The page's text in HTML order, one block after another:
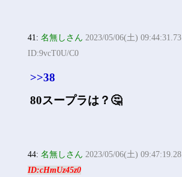
41:名無しさん 2023/05/06(土) 09:44:31.73
ID:9vcT0U/C0
>>38
80スープラは？🤔
44:名無しさん 2023/05/06(土) 09:47:19.28
ID:cHmUz45z0